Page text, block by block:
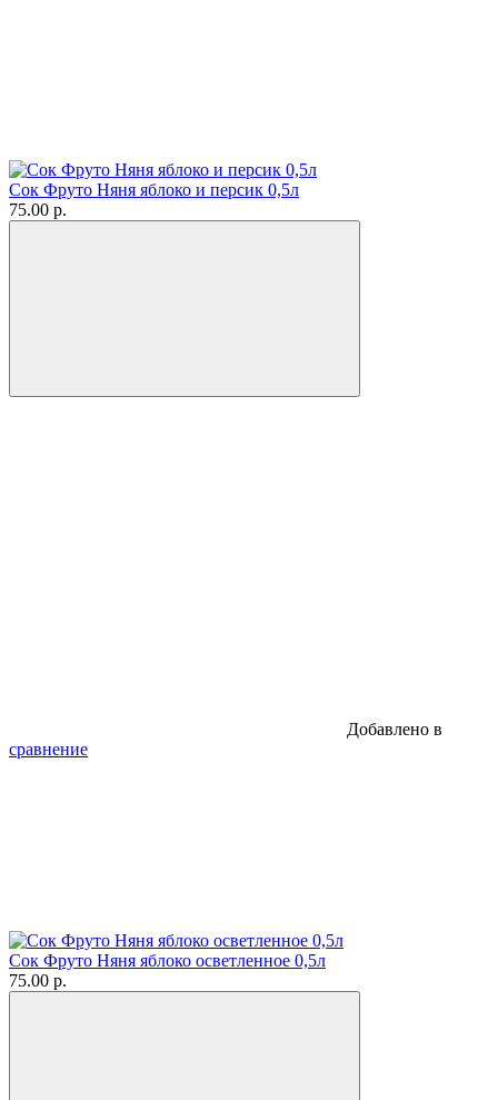
Сок Фруто Няня яблоко и персик 0,5л
75.00 р.
Добавлено в
сравнение
Сок Фруто Няня яблоко осветленное 0,5л
75.00 р.